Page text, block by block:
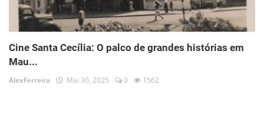
Cine Santa Cecília: O palco de grandes histórias em
Mau...
AlexFerreira Mai 30, 2025 0 1562